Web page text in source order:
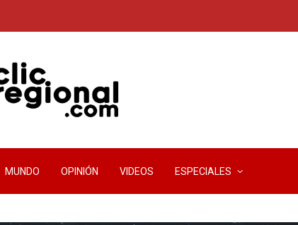
MUNDO OPINIÓN VIDEOS ESPECIALES